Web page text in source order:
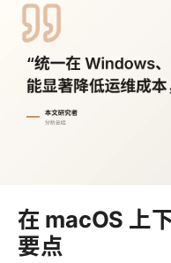
在 macOS 上
要点